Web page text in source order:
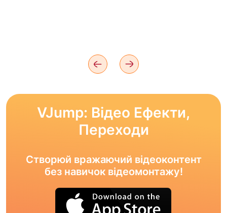
VJump: Відео Ефекти,
Переходи
Створюй вражаючий відеоконтент
без навичок відеомонтажу!